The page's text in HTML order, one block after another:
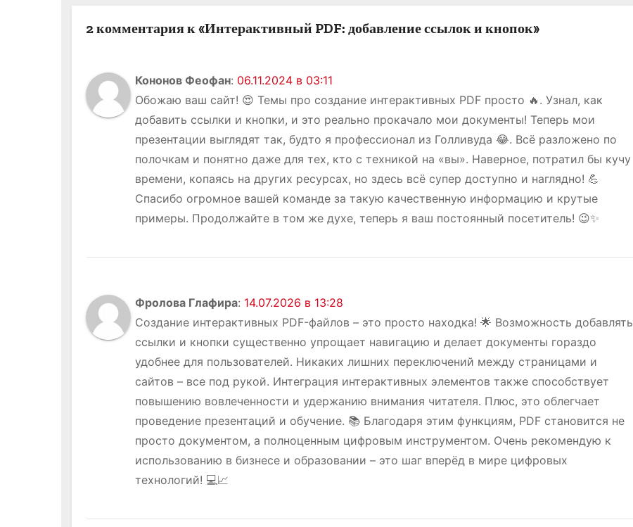
з
п
и
2 комментария к «Интерактивный PDF: добавление ссылок и кнопок»
Кононов Феофан: 06.11.2024 в 03:11
Обожаю ваш сайт! 😍 Темы про создание интерактивных PDF просто 🔥. Узнал, как
добавить ссылки и кнопки, и это реально прокачало мои документы! Теперь мои
презентации выглядят так, будто я профессионал из Голливуда 😂. Всё разложено по
полочкам и понятно даже для тех, кто с техникой на «вы». Наверное, потратил бы кучу
времени, копаясь на других ресурсах, но здесь всё супер доступно и наглядно! 💪
Спасибо огромное вашей команде за такую качественную информацию и крутые
примеры. Продолжайте в том же духе, теперь я ваш постоянный посетитель! 😉✨
Фролова Глафира: 14.07.2026 в 13:28
Создание интерактивных PDF-файлов – это просто находка! 🌟 Возможность добавлять
ссылки и кнопки существенно упрощает навигацию и делает документы гораздо
удобнее для пользователей. Никаких лишних переключений между страницами и
сайтов – все под рукой. Интеграция интерактивных элементов также способствует
повышению вовлеченности и удержанию внимания читателя. Плюс, это облегчает
проведение презентаций и обучение. 📚 Благодаря этим функциям, PDF становится не
просто документом, а полноценным цифровым инструментом. Очень рекомендую к
использованию в бизнесе и образовании – это шаг вперёд в мире цифровых
технологий! 💻📈